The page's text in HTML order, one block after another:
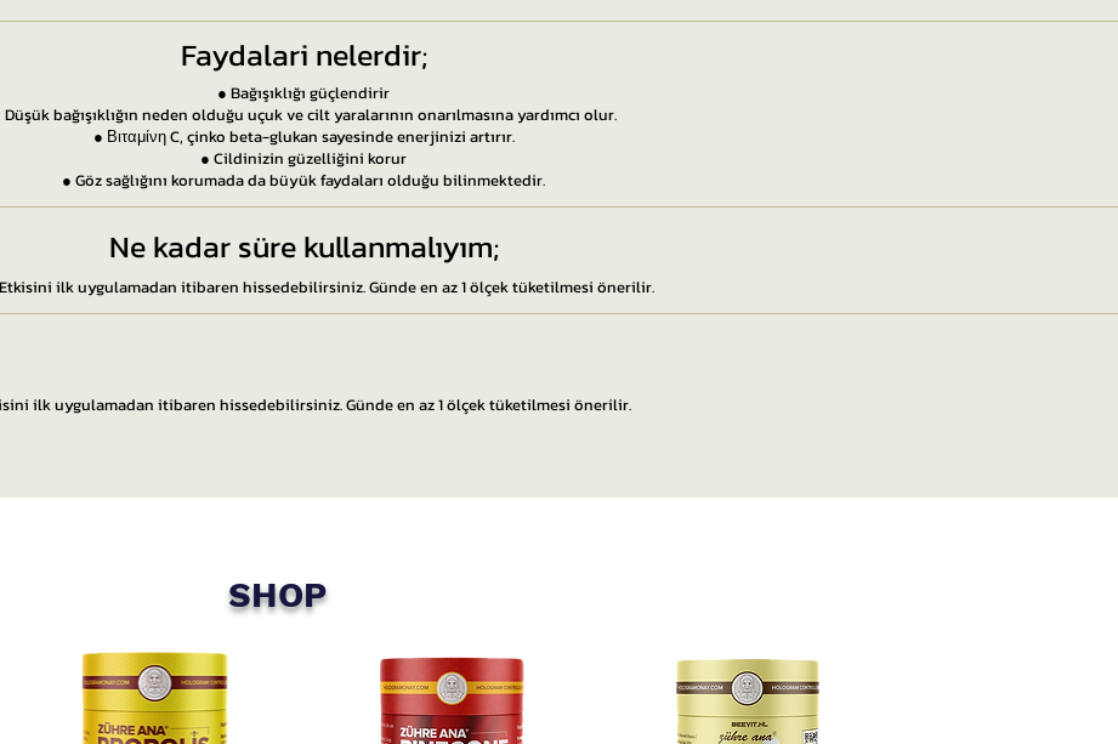
Faydalari nelerdir;
● Bağışıklığı güçlendirir
Düşük bağışıklığın neden olduğu uçuk ve cilt yaralarının onarılmasına yardımcı olur.
● Βιταμίνη C, çinko beta-glukan sayesinde enerjinizi artırır.
● Cildinizin güzelliğini korur
● Göz sağlığını korumada da büyük faydaları olduğu bilinmektedir.
Ne kadar süre kullanmalıyım;
Etkisini ilk uygulamadan itibaren hissedebilirsiniz. Günde en az 1 ölçek tüketilmesi önerilir.
ilk uygulamadan itibaren hissedebilirsiniz. Günde en az 1 ölçek tüketilmesi önerilir.
SHOP